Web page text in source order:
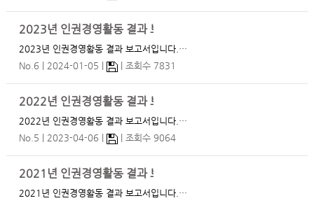
2023년 인권경영활동 결과 보고서
2023년 인권경영활동 결과 보고서입니다.…
No.6
2024-01-05 조회수 7831
2022년 인권경영활동 결과 보고서
2022년 인권경영활동 결과 보고서입니다.…
No.5
2023-04-06 조회수 9064
2021년 인권경영활동 결과 보고서
2021년 인권경영활동 결과 보고서입니다.…